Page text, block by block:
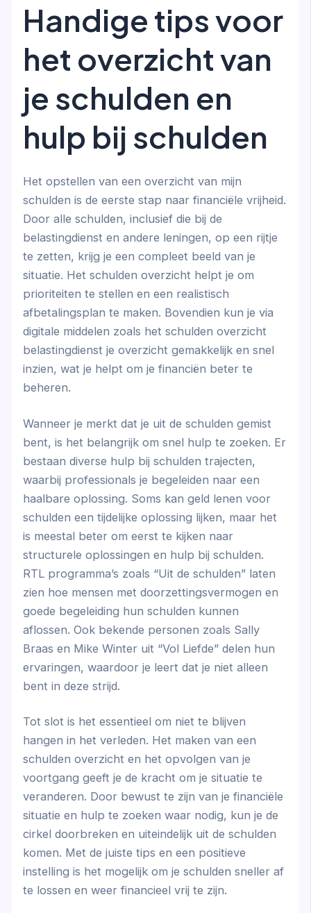
Handige tips voor
het overzicht van
je schulden en
hulp bij schulden
Het opstellen van een overzicht van mijn
schulden is de eerste stap naar financiële vrijheid.
Door alle schulden, inclusief die bij de
belastingdienst en andere leningen, op een rijtje
te zetten, krijg je een compleet beeld van je
situatie. Het schulden overzicht helpt je om
prioriteiten te stellen en een realistisch
afbetalingsplan te maken. Bovendien kun je via
digitale middelen zoals het schulden overzicht
belastingdienst je overzicht gemakkelijk en snel
inzien, wat je helpt om je financiën beter te
beheren.
Wanneer je merkt dat je uit de schulden gemist
bent, is het belangrijk om snel hulp te zoeken. Er
bestaan diverse hulp bij schulden trajecten,
waarbij professionals je begeleiden naar een
haalbare oplossing. Soms kan geld lenen voor
schulden een tijdelijke oplossing lijken, maar het
is meestal beter om eerst te kijken naar
structurele oplossingen en hulp bij schulden.
RTL programma’s zoals “Uit de schulden” laten
zien hoe mensen met doorzettingsvermogen en
goede begeleiding hun schulden kunnen
aflossen. Ook bekende personen zoals Sally
Braas en Mike Winter uit “Vol Liefde” delen hun
ervaringen, waardoor je leert dat je niet alleen
bent in deze strijd.
Tot slot is het essentieel om niet te blijven
hangen in het verleden. Het maken van een
schulden overzicht en het opvolgen van je
voortgang geeft je de kracht om je situatie te
veranderen. Door bewust te zijn van je financiële
situatie en hulp te zoeken waar nodig, kun je de
cirkel doorbreken en uiteindelijk uit de schulden
komen. Met de juiste tips en een positieve
instelling is het mogelijk om je schulden sneller af
te lossen en weer financieel vrij te zijn.